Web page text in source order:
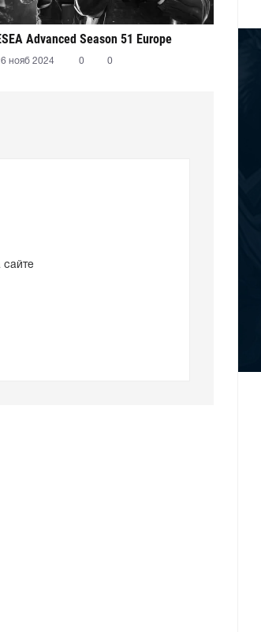
Advanced Season 51 Europe
нояб 2024 0 0
сайте